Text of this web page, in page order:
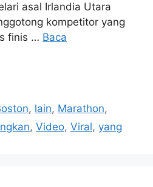
asal Irlandia Utara
kompetitor yang
finis … Baca
, lain, Marathon,
, Video, Viral, yang